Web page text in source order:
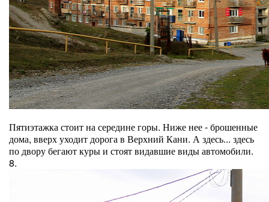
Пятиэтажка стоит на середине горы. Ниже нее - брошенные
дома, вверх уходит дорога в Верхний Кани. А здесь... здесь
по двору бегают куры и стоят видавшие виды автомобили.
8.